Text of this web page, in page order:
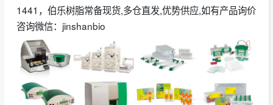
1441，伯乐树脂常备现货,多仓直发,优势供应,如有产品询价
咨询微信：jinshanbio